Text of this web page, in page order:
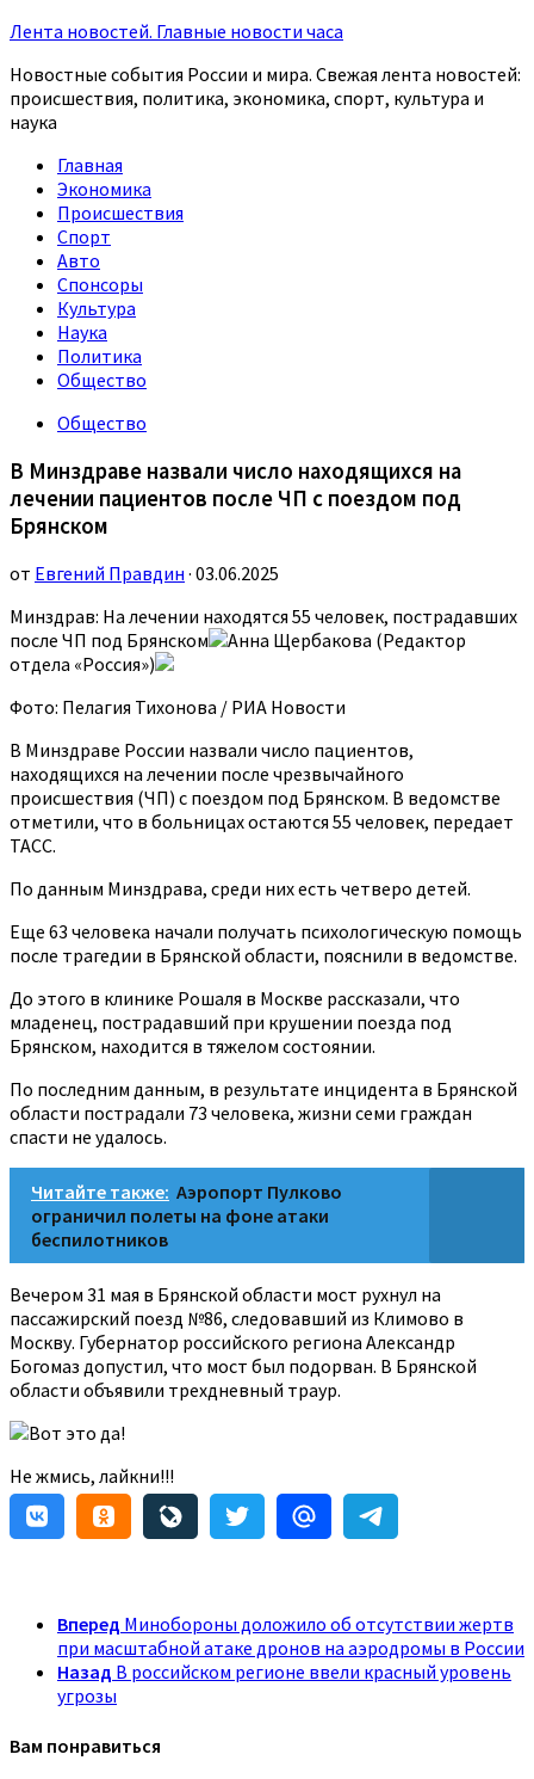
Лента новостей. Главные новости часа
Новостные события России и мира. Свежая лента новостей:
происшествия, политика, экономика, спорт, культура и
наука
Главная
Экономика
Происшествия
Спорт
Авто
Спонсоры
Культура
Наука
Политика
Общество
Общество
В Минздраве назвали число находящихся на
лечении пациентов после ЧП с поездом под
Брянском
от Евгений Правдин · 03.06.2025
Минздрав: На лечении находятся 55 человек, пострадавших
после ЧП под Брянском
Анна Щербакова (Редактор
отдела «Россия»)
Фото: Пелагия Тихонова / РИА Новости
В Минздраве России назвали число пациентов,
находящихся на лечении после чрезвычайного
происшествия (ЧП) с поездом под Брянском. В ведомстве
отметили, что в больницах остаются 55 человек, передает
ТАСС.
По данным Минздрава, среди них есть четверо детей.
Еще 63 человека начали получать психологическую помощь
после трагедии в Брянской области, пояснили в ведомстве.
До этого в клинике Рошаля в Москве рассказали, что
младенец, пострадавший при крушении поезда под
Брянском, находится в тяжелом состоянии.
По последним данным, в результате инцидента в Брянской
области пострадали 73 человека, жизни семи граждан
спасти не удалось.
Читайте также: Аэропорт Пулково
ограничил полеты на фоне атаки
беспилотников
Вечером 31 мая в Брянской области мост рухнул на
пассажирский поезд №86, следовавший из Климово в
Москву. Губернатор российского региона Александр
Богомаз допустил, что мост был подорван. В Брянской
области объявили трехдневный траур.
Вот это да!
Не жмись, лайкни!!!
Вперед Минобороны доложило об отсутствии жертв
при масштабной атаке дронов на аэродромы в России
Назад В российском регионе ввели красный уровень
угрозы
Вам понравиться